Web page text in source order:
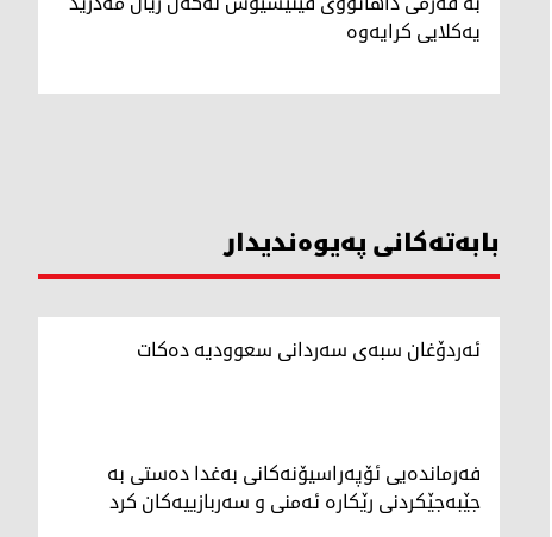
یەکلایی کرایەوە
بابەتەکانی پەیوەندیدار
ئەردۆغان سبەی سەردانی سعوودیە دەکات
فەرماندەیی ئۆپەراسیۆنەکانی بەغدا دەستی بە
جێبەجێکردنی رێکارە ئەمنی و سەربازییەکان کرد